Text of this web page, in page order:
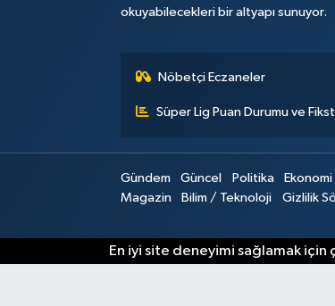
okuyabilecekleri bir altyapı sunuyor.
Nöbetçi Eczaneler
Süper Lig Puan Durumu ve
Gündem Güncel Politika Ekonomi
Magazin
Bilim / Teknoloji Gizlilik
En iyi site deneyimi sağlamak